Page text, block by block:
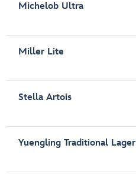
Michelob Ultra
Miller Lite
Stella Artois
Yuengling Traditional Lager